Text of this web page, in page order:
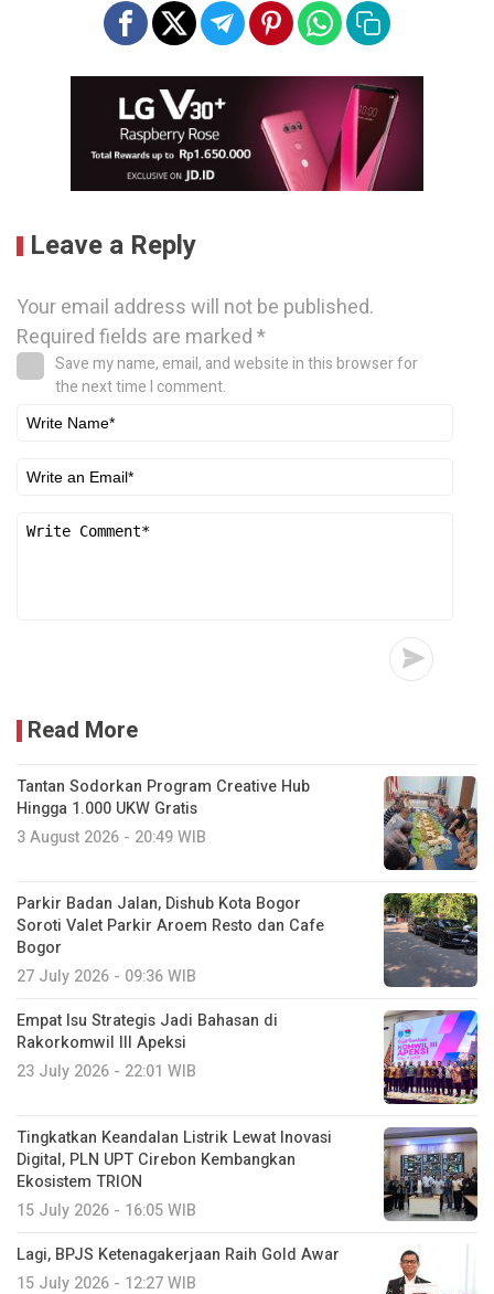
Leave a Reply
Your email address will not be published.
Required fields are marked*
Save my name, email, and website in this browser for
the next time I comment.
Read More
Tantan Sodorkan Program Creative Hub
Hingga 1.000 UKW Gratis
3 August 2026 - 20:49 WIB
Parkir Badan Jalan, Dishub Kota Bogor
Soroti Valet Parkir Aroem Resto dan Cafe
Bogor
27 July 2026 - 09:36 WIB
Empat Isu Strategis Jadi Bahasan di
Rakorkomwil III Apeksi
23 July 2026 - 22:01 WIB
Tingkatkan Keandalan Listrik Lewat Inovasi
Digital, PLN UPT Cirebon Kembangkan
Ekosistem TRION
15 July 2026 - 16:05 WIB
Lagi, BPJS Ketenagakerjaan Raih Gold Awar
15 July 2026 - 12:27 WIB